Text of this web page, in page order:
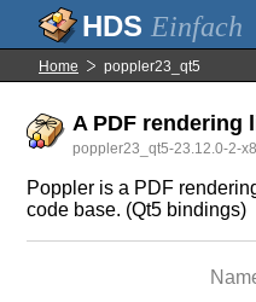
Einfach
Home poppler23_qt5
A PDF rendering
poppler23_qt5-23.12.0-2-
Poppler is a PDF
code base. (Qt5 bindings)